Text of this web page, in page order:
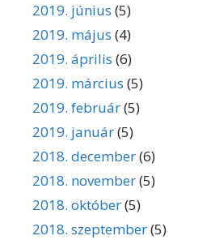
2019. június (5)
2019. május (4)
2019. április (6)
2019. március (5)
2019. február(5)
2019. január(5)
2018. december(6)
2018. november(5)
2018. október(5)
2018. szeptember(5)